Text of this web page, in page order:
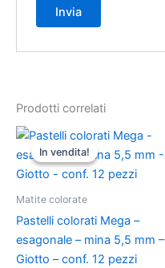
Prodotti correlati
In vendita!
In vendita!
Matite colorate
Pastelli colorati Mega –
esagonale – mina 5,5 mm –
Giotto – conf. 12 pezzi
Il
prezzo
originale
era:
Il
attuale
è: